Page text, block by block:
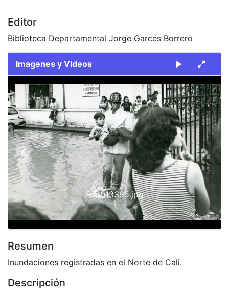
Editor
Biblioteca Departamental Jorge Garcés Borrero
Imagenes y Videos
Fdo013395.jpg
Previous Next
Resumen
Inundaciones registradas en el Norte de Cali.
Descripción